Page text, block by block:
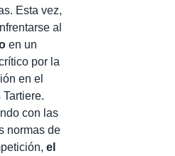
Esta vez,
al
en un
por la
en el
con las
normas de
el